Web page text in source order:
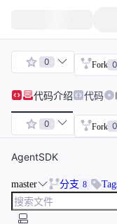
0 Fork 0
代码介绍 代码
0 Fork 0
AgentSDK
master 分支 8